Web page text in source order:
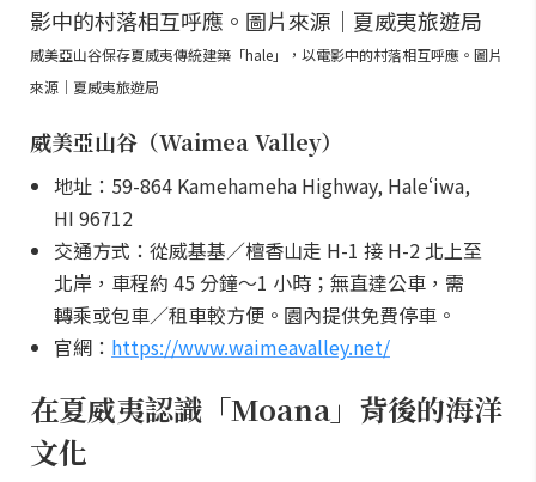
威美亞山谷保存夏威夷傳統建築「hale」，以電影中的村落相互呼應。圖片
來源｜夏威夷旅遊局
威美亞山谷（Waimea Valley）
地址：59-864 Kamehameha Highway, Haleʻiwa,
HI 96712
交通方式：從威基基／檀香山走 H-1 接 H-2 北上至
北岸，車程約 45 分鐘～1 小時；無直達公車，需
轉乘或包車／租車較方便。園內提供免費停車。
官網： https://www.waimeavalley.net/
在夏威夷認識「Moana」背後的海洋
文化